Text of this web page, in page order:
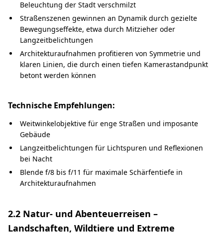
Beleuchtung der Stadt verschmilzt
Straßenszenen gewinnen an Dynamik durch gezielte
Bewegungseffekte, etwa durch Mitzieher oder
Langzeitbelichtungen
Architekturaufnahmen profitieren von Symmetrie und
klaren Linien, die durch einen tiefen Kamerastandpunkt
betont werden können
Technische Empfehlungen:
Weitwinkelobjektive für enge Straßen und imposante
Gebäude
Langzeitbelichtungen für Lichtspuren und Reflexionen
bei Nacht
Blende f/8 bis f/11 für maximale Schärfentiefe in
Architekturaufnahmen
2.2 Natur- und Abenteuerreisen –
Landschaften, Wildtiere und Extreme